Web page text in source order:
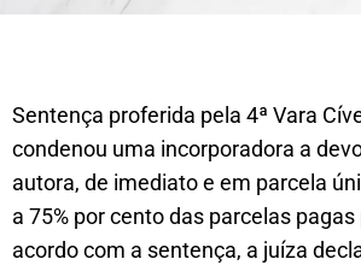
Sentença proferida pela 4ª Vara
condenou uma incorporadora a
autora, de imediato e em parcela
a 75% por cento das parcelas
acordo com a sentença, a juíza